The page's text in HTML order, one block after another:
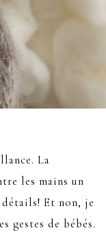
La
les mains un
Et non, je
gestes de bébés.